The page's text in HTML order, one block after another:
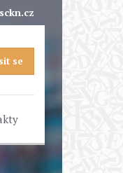
se